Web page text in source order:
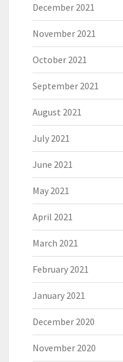
December 2021
November 2021
October 2021
September 2021
August 2021
July 2021
June 2021
May 2021
April 2021
March 2021
February 2021
January 2021
December 2020
November 2020